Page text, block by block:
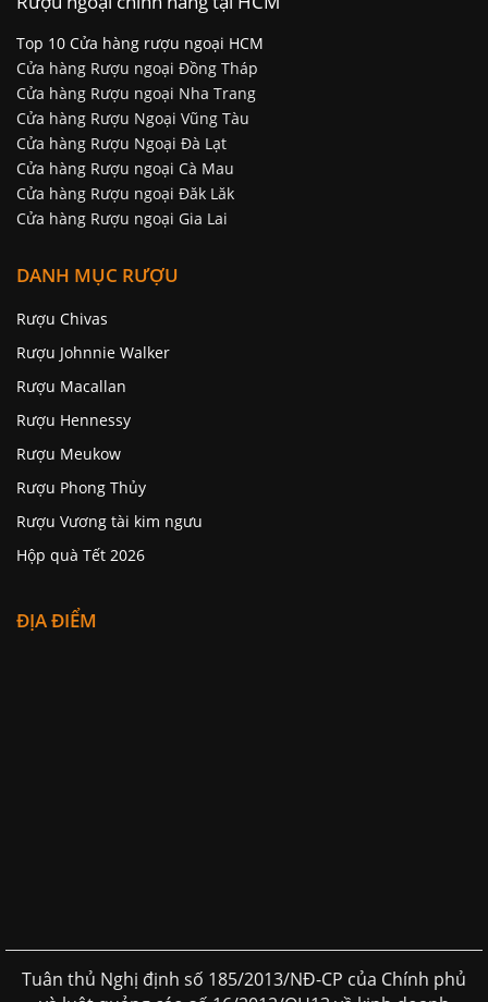
Top 10 Cửa hàng rượu ngoại HCM
Cửa hàng Rượu ngoại Đồng Tháp
Cửa hàng Rượu ngoại Nha Trang
Cửa hàng Rượu Ngoại Vũng Tàu
Cửa hàng Rượu Ngoại Đà Lạt
Cửa hàng Rượu ngoại Cà Mau
Cửa hàng Rượu ngoại Đăk Lăk
Cửa hàng Rượu ngoại Gia Lai
DANH MỤC RƯỢU
Rượu Chivas
Rượu Johnnie Walker
Rượu Macallan
Rượu Hennessy
Rượu Meukow
Rượu Phong Thủy
Rượu Vương tài kim ngưu
Hộp quà Tết 2026
ĐỊA ĐIỂM
Tuân thủ Nghị định số 185/2013/NĐ-CP của Chính phủ